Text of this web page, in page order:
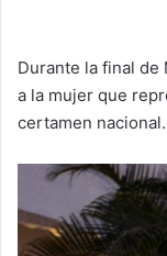
Durante la final de
a la mujer que
certamen nacional.